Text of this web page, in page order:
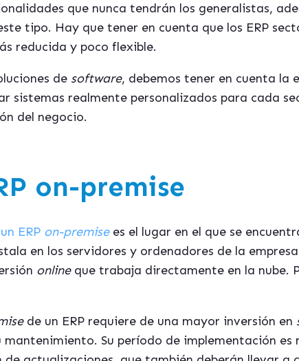
que nunca tendrán los generalistas,
tipo. Hay que tener en cuenta que los ERP
reducida y poco flexible.
de software, debemos tener en cuenta la
sistemas realmente personalizados para cada
del negocio.
on-premise
ERP on-premisees el lugar en el que se
en los servidores y ordenadores de la
onlineque trabaja directamente en la nube.
de un ERP requiere de una mayor inversión en
mantenimiento. Su período de implementación es